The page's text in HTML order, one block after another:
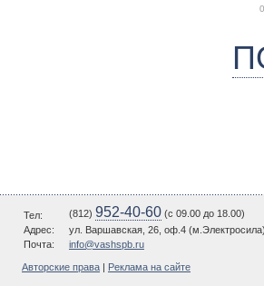
Тел: (812) 952-40-60 (c 09.00 до 18.00)
Адрес:
ул. Варшавская, 26, оф.4
Почта:
info@vashspb.ru
Авторские права Реклама на сайте